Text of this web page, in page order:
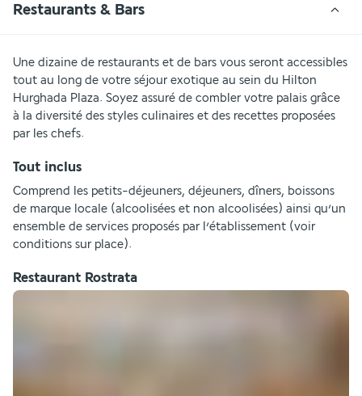
Restaurants & Bars
Une dizaine de restaurants et de bars vous seront accessibles
tout au long de votre séjour exotique au sein du Hilton
Hurghada Plaza. Soyez assuré de combler votre palais grâce
à la diversité des styles culinaires et des recettes proposées
par les chefs.
Tout inclus
Comprend les petits-déjeuners, déjeuners, dîners, boissons
de marque locale (alcoolisées et non alcoolisées) ainsi qu’un
ensemble de services proposés par l’établissement (voir
conditions sur place).
Restaurant Rostrata